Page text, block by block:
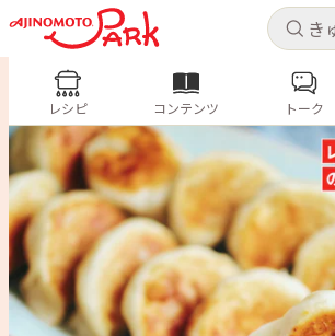
ログインするとレシピを保存でき
ログイン 新
ホーム
コンテンツ
レシピ コ
人気の食材・レシピ
きゅうり なす トマト
と
ピーマン
みょうが ゴーヤ
レシピ コンテンツ トーク